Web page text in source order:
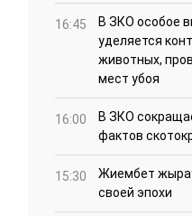
16:45
В ЗКО особое
уделяется
животных,
мест убоя
16:00
В ЗКО
фактов
15:30
Жиембет
своей эпохи